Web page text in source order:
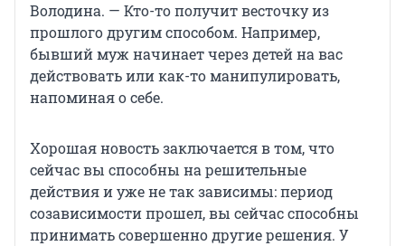
Володина. — Кто-то получит весточку из
прошлого другим способом. Например,
бывший муж начинает через детей на вас
действовать или как-то манипулировать,
напоминая о себе.
Хорошая новость заключается в том, что
сейчас вы способны на решительные
действия и уже не так зависимы: период
созависимости прошел, вы сейчас способны
принимать совершенно другие решения. У